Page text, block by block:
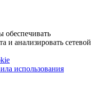
и анализировать сетевой
использования